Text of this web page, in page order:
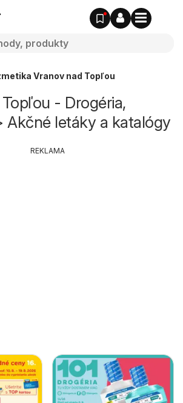
Vranov nad Topľou
- Drogéria,
Akčné letáky a katalógy
REKLAMA